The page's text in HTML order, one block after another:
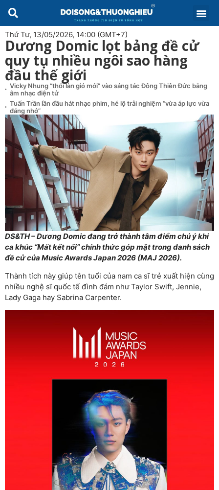
Thứ Tư, 13/05/2026, 14:00 (GMT+7)
Dương Domic lọt bảng đề cử
quy tụ nhiều ngôi sao hàng
đầu thế giới
Vicky Nhung “thổi làn gió mới” vào sáng tác Đông Thiên Đức bằng
âm nhạc điện tử
Tuấn Trần lần đầu hát nhạc phim, hé lộ trải nghiệm “vừa áp lực vừa
đáng nhớ”
DS&TH –Dương Domicđang trở thành tâm điểm chú ý khi
ca khúc “Mất kết nối” chính thức góp mặt trong danh sách
đề cử của Music Awards Japan 2026 (MAJ 2026).
Thành tích này giúp tên tuổi của nam ca sĩ trẻ xuất hiện cùng
nhiều nghệ sĩ quốc tế đình đám nhưTaylor Swift, Jennie,
Lady Gaga hay Sabrina Carpenter.